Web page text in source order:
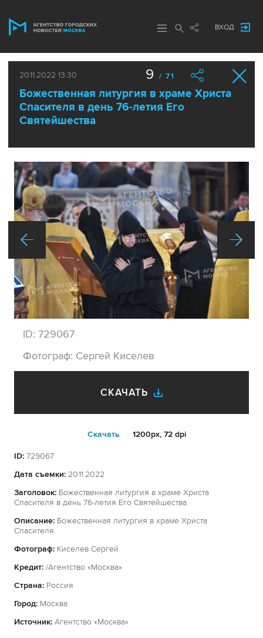
ВХОД
20.11.2022 13:30
Божественная литургия в храме Христа
Спасителя в день 76-летия Его
Святейшества
9 / 71
ID: 729067
Фотограф: Сергей Киселев
СКАЧАТЬ
Cкачать 1200px, 72 dpi
ID: 729067
Дата съемки: 20.11.2022
Заголовок: Божественная литургия в храме Христа
Спасителя в день 76-летия Его Святейшества
Описание: Божественная литургия в храме Христа
Спасителя.
Фотограф: Киселев Сергей
Кредит: /Агентство «Москва»
Страна: Россия
Город: Москва
Источник: Агентство «Москва»